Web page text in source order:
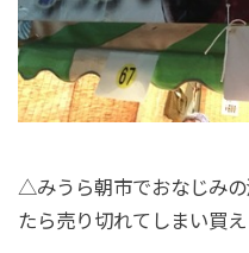
△みうら朝市でおなじみ
たら売り切れてしまい買